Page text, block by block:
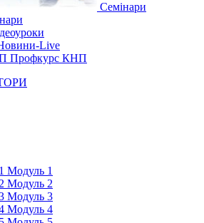
Семінари
Live
Профкурс КНП
Модуль 1
Модуль 2
Модуль 3
Модуль 4